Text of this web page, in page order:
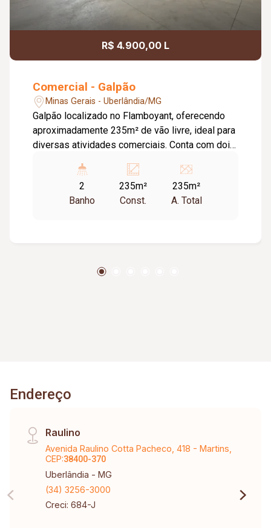
R$ 4.900,00 L
Comercial - Galpão
Minas Gerais - Uberlândia/MG
Galpão localizado no Flamboyant, oferecendo
aproximadamente 235m² de vão livre, ideal para
diversas atividades comerciais. Conta com dois
praticidade. A cozinha equipada é um diferencial
para quem busca funcionalidade. A porta de aço
automatizada proporciona segurança e
grande atrativo para negócios.
2
Banho
235m²
Const.
235m²
A. Total
Endereço
Raulino
Avenida Raulino Cotta Pacheco, 418 - Martins,
CEP:38400-370
Uberlândia - MG
(34) 3256-3000
Creci: 684-J